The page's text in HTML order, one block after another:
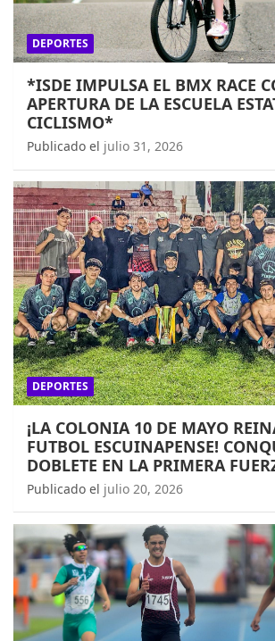
DEPORTES
*ISDE IMPULSA EL BMX RACE
APERTURA DE LA ESCUELA
CICLISMO*
Publicado el julio 31, 2026
DEPORTES
¡LA COLONIA 10 DE MAYO
FUTBOL ESCUINAPENSE!
DOBLETE EN LA PRIMERA
Publicado el julio 20, 2026